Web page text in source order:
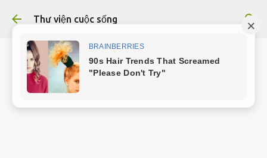
Chuyển đến nội dung chính
Thư viện cuộc sống